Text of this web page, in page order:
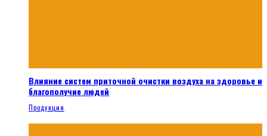
Влияние систем приточной очистки воздуха на здоровье и
благополучие людей
Продукция